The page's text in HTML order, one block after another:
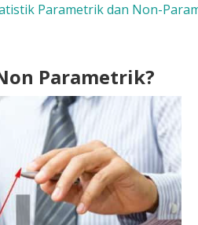
Parametrik dan Non-
Parametrik?